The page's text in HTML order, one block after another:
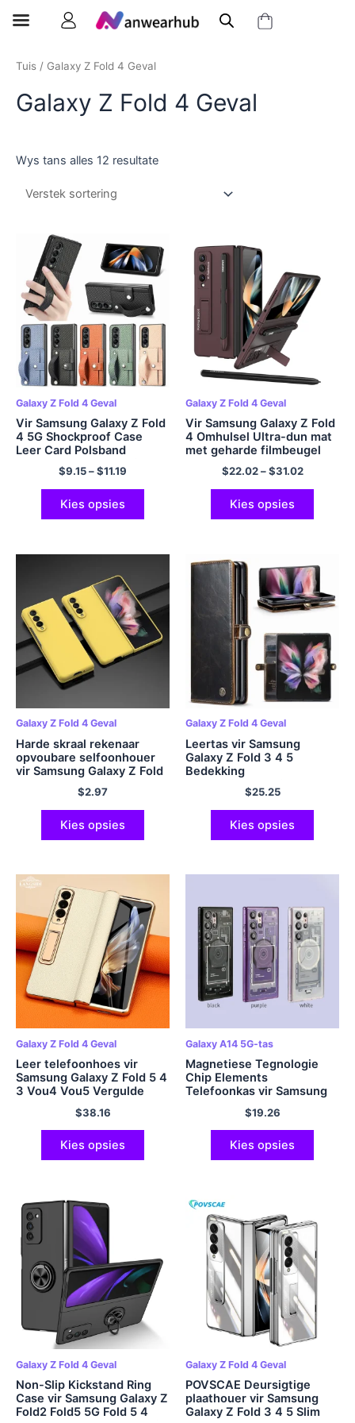
Tuis / Galaxy Z Fold 4 Geval
Galaxy Z Fold 4 Geval
Wys tans alles 12 resultate
Galaxy Z Fold 4 Geval
Vir Samsung Galaxy Z Fold
4 5G Shockproof Case
Leer Card Polsband
Beskerm Agterblad vir
Galaxy Z Fold 3 Case Z
Vou2 Vou 5
$9.15–$11.19
Kies opsies
Galaxy Z Fold 4 Geval
Vir Samsung Galaxy Z Fold
4 Omhulsel Ultra-dun mat
met geharde filmbeugel
Pengleuf Vou
skokbestande beskerming
Harde omslag
$22.02–$31.02
Kies opsies
Galaxy Z Fold 4 Geval
Harde skraal rekenaar
opvoubare selfoonhouer
vir Samsung Galaxy Z Fold
4 5 Vou4 5G Vou5 Vou3
Vou2 Vou 3 2 Anti-Drop
Cover Cases
$2.97
Kies opsies
Galaxy Z Fold 4 Geval
Leertas vir Samsung
Galaxy Z Fold 3 4 5
Bedekking
Besigheidsbeursie
Skokbestande
beskermerskulp vir
Samsung Z-vou 4 Geval
$25.25
Kies opsies
Galaxy Z Fold 4 Geval
Leer telefoonhoes vir
Samsung Galaxy Z Fold 5 4
3 Vou4 Vou5 Vergulde
magnetiese skarnier staan ​​
agterblad met spieëlfilm
$38.16
Kies opsies
Galaxy A14 5G-tas
Magnetiese Tegnologie
Chip Elements
Telefoonkas vir Samsung
Galaxy S23 S22 Plus Ultra
$19.26
Kies opsies
Galaxy Z Fold 4 Geval
Non-Slip Kickstand Ring
Case vir Samsung Galaxy Z
Fold2 Fold5 5G Fold 5 4
Galaxy Z Fold 4 Geval
POVSCAE Deursigtige
plaathouer vir Samsung
Galaxy Z Fold 3 4 5 Slim